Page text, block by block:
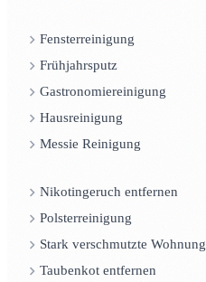
Fensterreinigung
Frühjahrsputz
Gastronomiereinigung
Hausreinigung
Messie Reinigung
Nikotingeruch entfernen
Polsterreinigung
Stark verschmutzte Wohnung
Taubenkot entfernen